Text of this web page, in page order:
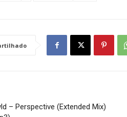
– Perspective (Extended Mix)